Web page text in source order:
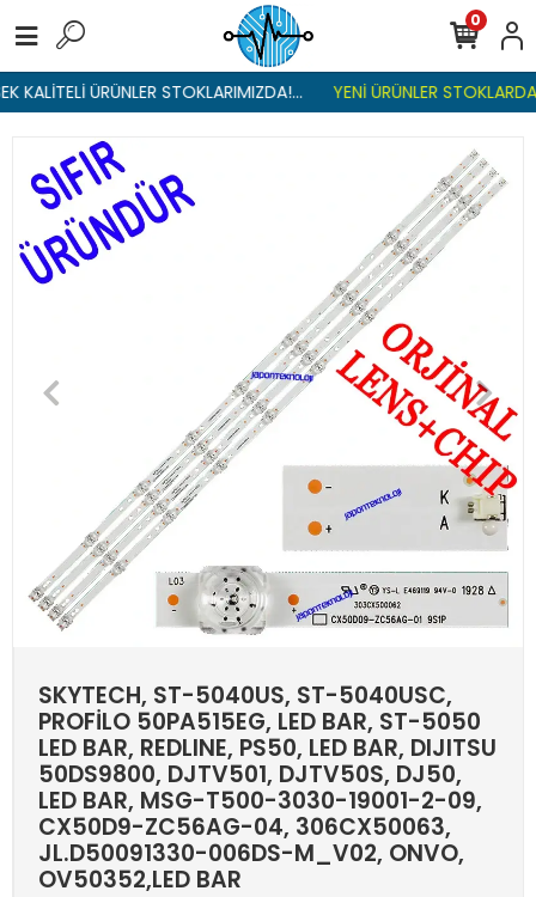
ÜRÜNLER STOKLARIMIZDA!... YENİ ÜRÜNLER
0
SKYTECH, ST-5040US, ST-5040USC,
PROFİLO 50PA515EG, LED BAR, ST-5050
LED BAR, REDLINE, PS50, LED BAR, DIJITSU
50DS9800, DJTV501, DJTV50S, DJ50,
LED BAR, MSG-T500-3030-19001-2-09,
CX50D9-ZC56AG-04, 306CX50063,
JL.D50091330-006DS-M_V02, ONVO,
OV50352,LED BAR